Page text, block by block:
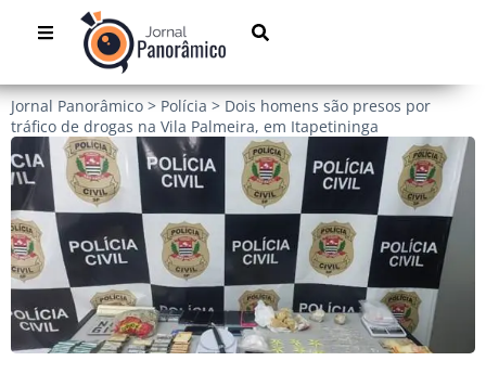
Jornal Panorâmico > Polícia > Dois homens são presos por
tráfico de drogas na Vila Palmeira, em Itapetininga